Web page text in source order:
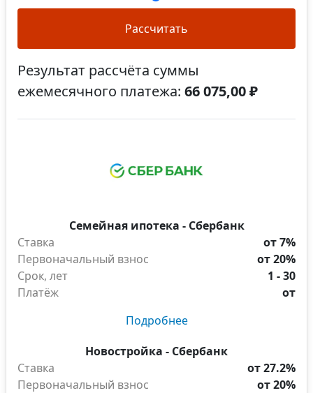
Рассчитать
Результат рассчёта суммы
ежемесячного платежа: 66 075,00 ₽
Семейная ипотека - Сбербанк
Ставка
от 7%
Первоначальный взнос
от 20%
Срок, лет
1 - 30
Платёж
от
Подробнее
Новостройка - Сбербанк
Ставка
от 27.2%
Первоначальный взнос
от 20%